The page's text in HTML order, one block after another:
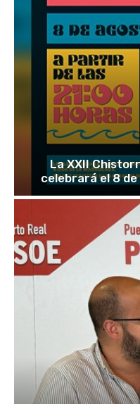
La XXII
celebrará el 8